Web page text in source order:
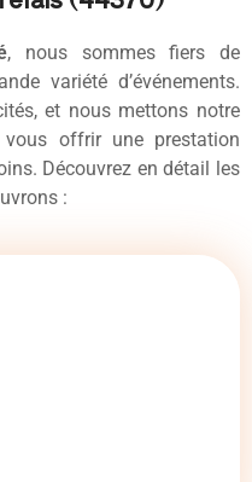
, nous sommes fiers de
variété d’événements.
et nous mettons notre
offrir une prestation
Découvrez en détail les
: